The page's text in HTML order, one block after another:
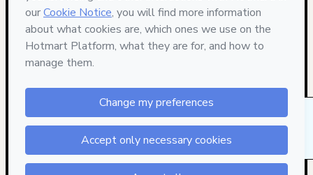
Was your information autofill in?
is processing this order on behalf of CasalMed and has no
responsibility for the content and/or control over it; (ii) agree to
Hotmart’s
by a legal guardian.
Learn more about your purchase
Hotmart ©2026- All rights reserved
2026-08-06T13:07:30.812Z REF.
60 people were interested in this product in the